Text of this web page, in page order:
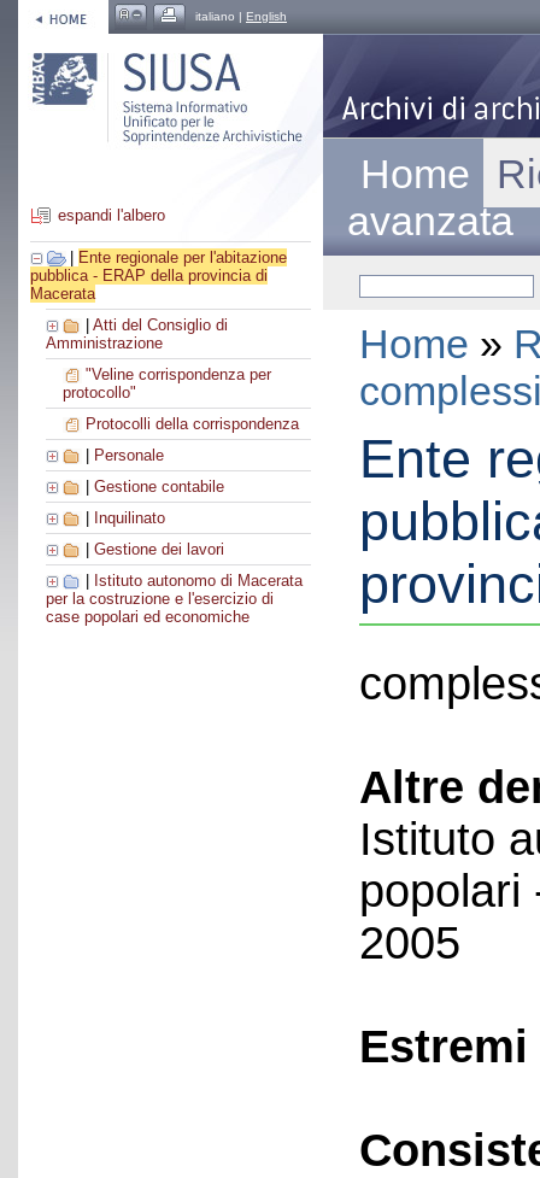
italiano | English
espandi l'albero
Ente regionale per l'abitazione
pubblica - ERAP della provincia di
Macerata
Atti del Consiglio di
Amministrazione
"Veline corrispondenza per
protocollo"
Protocolli della corrispondenza
Personale
Gestione contabile
Inquilinato
Gestione dei lavori
Istituto autonomo di Macerata
per la costruzione e l'esercizio di
case popolari ed economiche
Home
avanzata
Home »
Ente
Altre
Istituto
popolari
2005